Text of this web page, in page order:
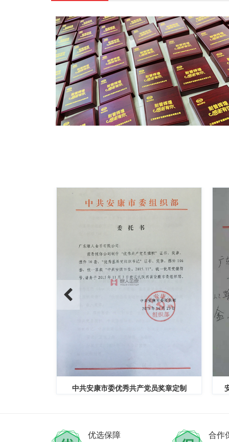
安徽肥东县公安局从警年限纪念章定制
优选保障 合作